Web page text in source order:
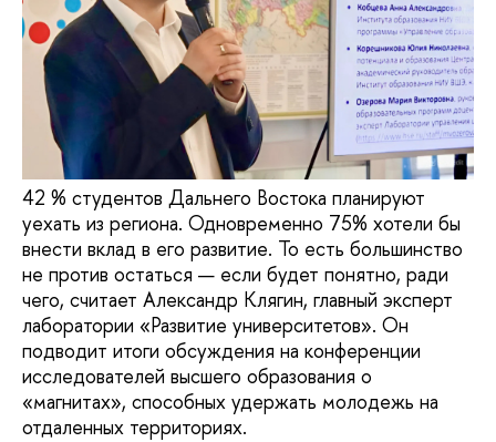
42 % студентов Дальнего Востока планируют
уехать из региона. Одновременно 75% хотели бы
внести вклад в его развитие. То есть большинство
не против остаться — если будет понятно, ради
чего, считает Александр Клягин, главный эксперт
лаборатории «Развитие университетов». Он
подводит итоги обсуждения на конференции
исследователей высшего образования о
«магнитах», способных удержать молодежь на
отдаленных территориях.